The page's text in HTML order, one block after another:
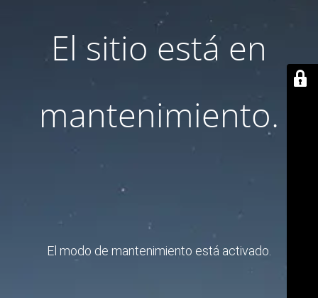
El sitio está en
mantenimiento.
El modo de mantenimiento está activado.